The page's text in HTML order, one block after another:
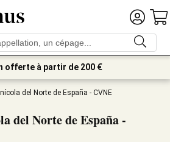
offerte à partir de 200 €
del Norte de España - CVNE
del Norte de España -